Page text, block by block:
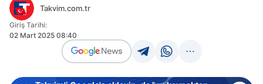
Takvim.com.tr
Giriş Tarihi:
02 Mart 2025 08:40